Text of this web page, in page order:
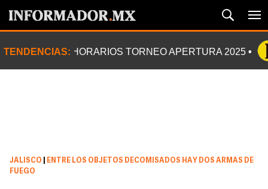
TENDENCIAS: HORARIOS TORNEO APERTURA 2025
JALISCO
ENTRE LOS OBJETOS DECOMISADOS HAY DOS ARMAS DE
FUEGO